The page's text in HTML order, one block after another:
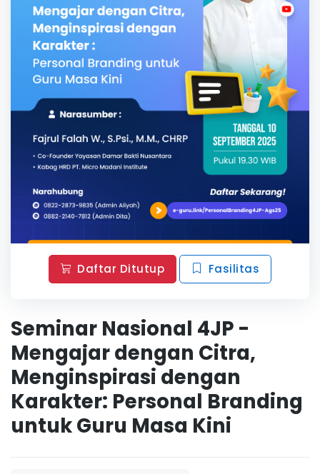
Daftar Ditutup Fasilitas
Seminar Nasional 4JP -
Mengajar dengan Citra,
Menginspirasi dengan
Karakter: Personal Branding
untuk Guru Masa Kini